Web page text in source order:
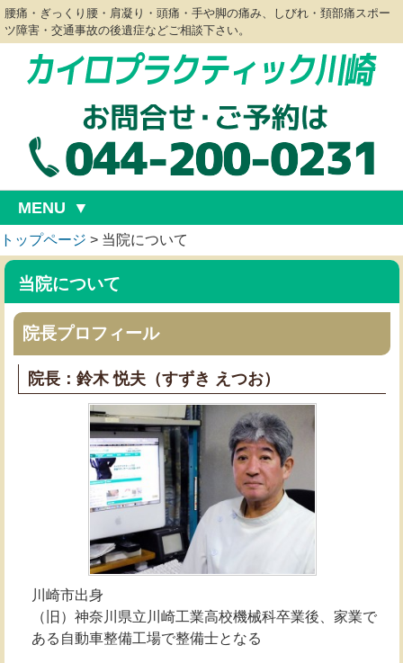
腰痛・ぎっくり腰・肩凝り・頭痛・手や脚の痛み、しびれ・頚部痛スポー
ツ障害・交通事故の後遺症などご相談下さい。
MENU
トップページ > 当院について
当院について
院長プロフィール
院長：鈴木 悦夫（すずき えつお）
川崎市出身
（旧）神奈川県立川崎工業高校機械科卒業後、家業で
ある自動車整備工場で整備士となる